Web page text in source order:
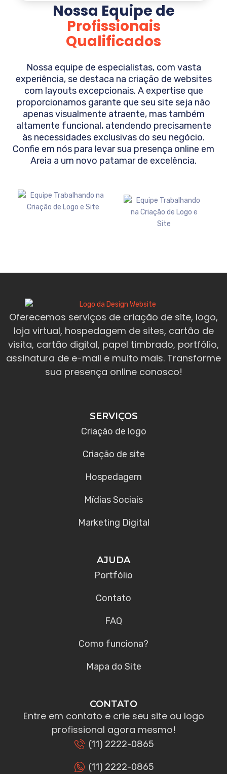
Nossa Equipe de
Profissionais
Qualificados
Nossa equipe de especialistas, com vasta
experiência, se destaca na criação de websites
com layouts excepcionais. A expertise que
proporcionamos garante que seu site seja não
apenas visualmente atraente, mas também
altamente funcional, atendendo precisamente
às necessidades exclusivas do seu negócio.
Confie em nós para levar sua presença online em
Areia a um novo patamar de excelência.
Oferecemos serviços de criação de site, logo,
loja virtual, hospedagem de sites, cartão de
visita, cartão digital, papel timbrado, portfólio,
assinatura de e-mail e muito mais. Transforme
sua presença online conosco!
SERVIÇOS
Criação de logo
Criação de site
Hospedagem
Mídias Sociais
Marketing Digital
AJUDA
Portfólio
Contato
FAQ
Como funciona?
Mapa do Site
CONTATO
Entre em contato e crie seu site ou logo
profissional agora mesmo!
(11) 2222-0865
(11) 2222-0865